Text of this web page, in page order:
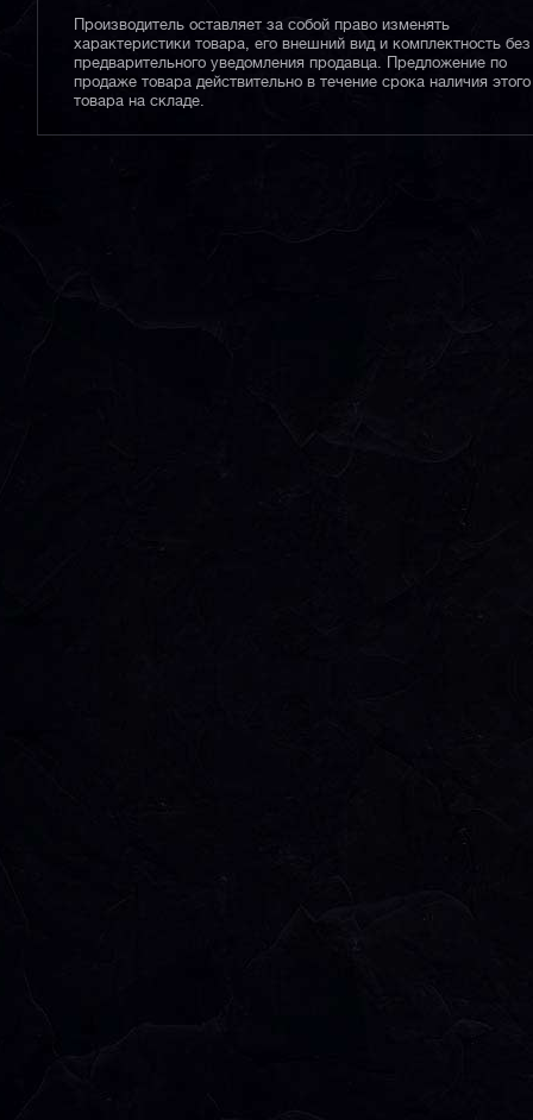
Производитель оставляет за собой право изменять
характеристики товара, его внешний вид и комплектность без
предварительного уведомления продавца. Предложение по
продаже товара действительно в течение срока наличия этого
товара на складе.